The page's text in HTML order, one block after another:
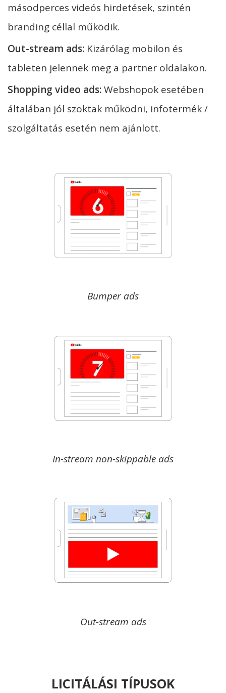
másodperces videós hirdetések, szintén
branding céllal működik.
Out-stream ads: Kizárólag mobilon és
tableten jelennek meg a partner oldalakon.
Shopping video ads:Webshopok esetében
általában jól szoktak működni, infotermék /
szolgáltatás esetén nem ajánlott.
Bumper ads
In-stream non-skippable ads
Out-stream ads
LICITÁLÁSI TÍPUSOK